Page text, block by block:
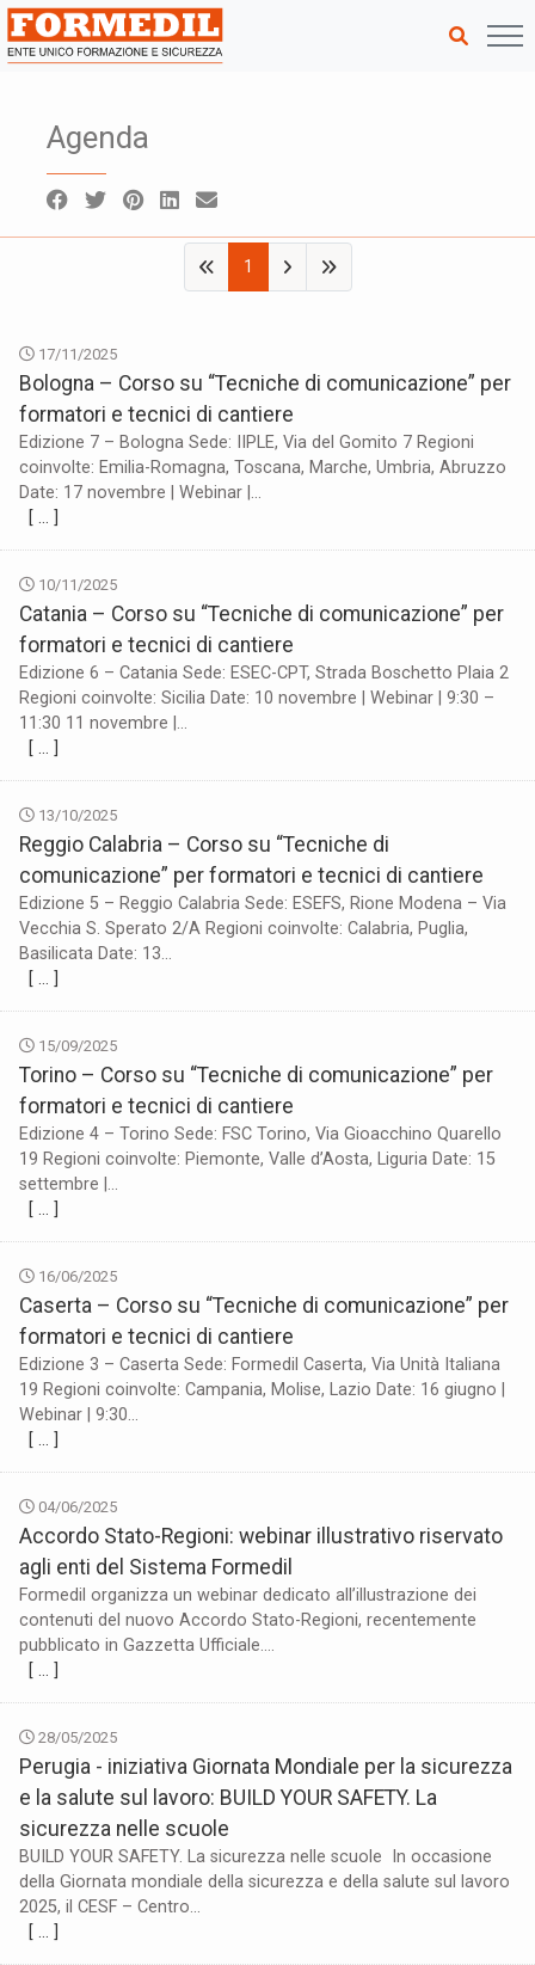
Agenda
1
17/11/2025
Bologna – Corso su “Tecniche di comunicazione” per
formatori e tecnici di cantiere
Edizione 7 – Bologna Sede: IIPLE, Via del Gomito 7 Regioni
coinvolte: Emilia-Romagna, Toscana, Marche, Umbria, Abruzzo
Date: 17 novembre | Webinar |...
[ … ]
10/11/2025
Catania – Corso su “Tecniche di comunicazione” per
formatori e tecnici di cantiere
Edizione 6 – Catania Sede: ESEC-CPT, Strada Boschetto Plaia 2
Regioni coinvolte: Sicilia Date: 10 novembre | Webinar | 9:30 –
11:30 11 novembre |...
[ … ]
13/10/2025
Reggio Calabria – Corso su “Tecniche di
comunicazione” per formatori e tecnici di cantiere
Edizione 5 – Reggio Calabria Sede: ESEFS, Rione Modena – Via
Vecchia S. Sperato 2/A Regioni coinvolte: Calabria, Puglia,
Basilicata Date: 13...
[ … ]
15/09/2025
Torino – Corso su “Tecniche di comunicazione” per
formatori e tecnici di cantiere
Edizione 4 – Torino Sede: FSC Torino, Via Gioacchino Quarello
19 Regioni coinvolte: Piemonte, Valle d’Aosta, Liguria Date: 15
settembre |...
[ … ]
16/06/2025
Caserta – Corso su “Tecniche di comunicazione” per
formatori e tecnici di cantiere
Edizione 3 – Caserta Sede: Formedil Caserta, Via Unità Italiana
19 Regioni coinvolte: Campania, Molise, Lazio Date: 16 giugno |
Webinar | 9:30...
[ … ]
04/06/2025
Accordo Stato-Regioni: webinar illustrativo riservato
agli enti del Sistema Formedil
Formedil organizza un webinar dedicato all’illustrazione dei
contenuti del nuovo Accordo Stato-Regioni, recentemente
pubblicato in Gazzetta Ufficiale....
[ … ]
28/05/2025
Perugia - iniziativa Giornata Mondiale per la sicurezza
e la salute sul lavoro: BUILD YOUR SAFETY. La
sicurezza nelle scuole
BUILD YOUR SAFETY. La sicurezza nelle scuole In occasione
della Giornata mondiale della sicurezza e della salute sul lavoro
2025, il CESF – Centro...
[ … ]